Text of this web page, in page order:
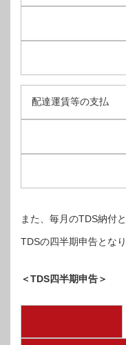
配達運賃等の支払
また、毎月のTDS納付
TDSの四半期申告となり
＜TDS四半期申告＞